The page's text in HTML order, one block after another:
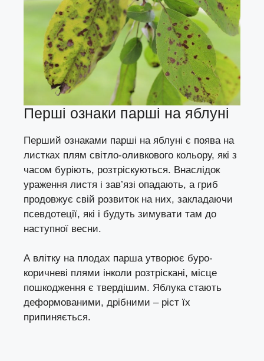
Перші ознаки парші на яблуні
Перший ознаками парші на яблуні є поява на
листках плям світло-оливкового кольору, які з
часом буріють, розтріскуються. Внаслідок
ураження листя і зав’язі опадають, а гриб
продовжує свій розвиток на них, закладаючи
псевдотеції, які і будуть зимувати там до
наступної весни.
А влітку на плодах парша утворює буро-
коричневі плями інколи розтріскані, місце
пошкодження є твердішим. Яблука стають
деформованими, дрібними – ріст їх
припиняється.